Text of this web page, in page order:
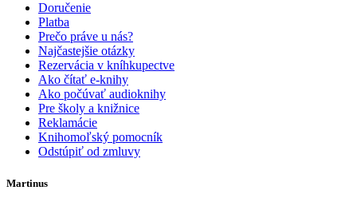
Doručenie
Platba
Prečo práve u nás?
Najčastejšie otázky
Rezervácia v kníhkupectve
Ako čítať e-knihy
Ako počúvať audioknihy
Pre školy a knižnice
Reklamácie
Knihomoľský pomocník
Odstúpiť od zmluvy
Martinus